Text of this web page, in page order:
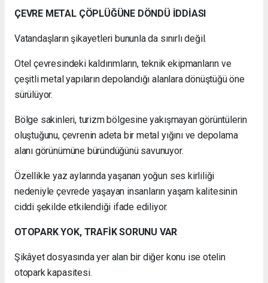
ÇEVRE METAL ÇÖPLÜĞÜNE DÖNDÜ İDDİASI
Vatandaşların şikayetleri bununla da sınırlı değil.
Otel çevresindeki kaldırımların, teknik ekipmanların ve
çeşitli metal yapıların depolandığı alanlara dönüştüğü öne
sürülüyor.
Bölge sakinleri, turizm bölgesine yakışmayan görüntülerin
oluştuğunu, çevrenin adeta bir metal yığını ve depolama
alanı görünümüne büründüğünü savunuyor.
Özellikle yaz aylarında yaşanan yoğun ses kirliliği
nedeniyle çevrede yaşayan insanların yaşam kalitesinin
ciddi şekilde etkilendiği ifade ediliyor.
OTOPARK YOK, TRAFİK SORUNU VAR
Şikâyet dosyasında yer alan bir diğer konu ise otelin
otopark kapasitesi.